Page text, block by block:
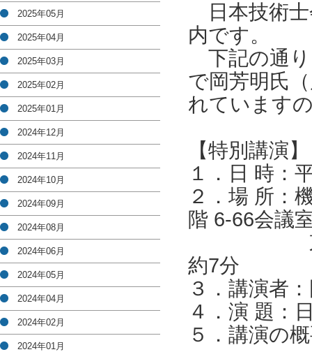
日本技術士
内です。
下記の通り
で岡芳明氏
れています
【特別講演】
１．日 時：
２．場 所：
階 6-66会議
東京メト
約7分
３．講演者
４．演 題：
５．講演の
2025年05月
2025年04月
2025年03月
2025年02月
2025年01月
2024年12月
2024年11月
2024年10月
2024年09月
2024年08月
2024年06月
2024年05月
2024年04月
2024年02月
2024年01月